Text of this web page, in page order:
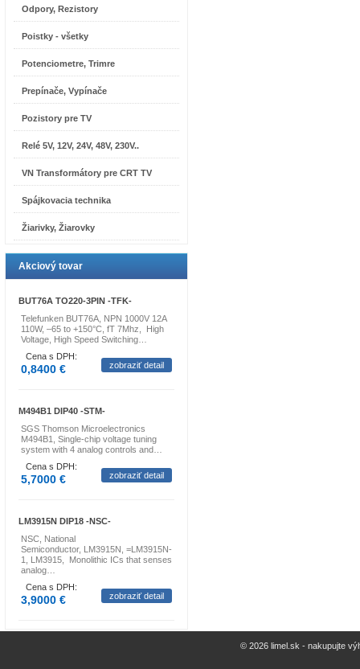
Odpory, Rezistory
Poistky - všetky
Potenciometre, Trimre
Prepínače, Vypínače
Pozistory pre TV
Relé 5V, 12V, 24V, 48V, 230V..
VN Transformátory pre CRT TV
Spájkovacia technika
Žiarivky, Žiarovky
Akciový tovar
BUT76A TO220-3PIN -TFK-
Telefunken BUT76A, NPN 1000V 12A
110W, –65 to +150°C, fT 7Mhz, High
Voltage, High Speed Switching…
Cena s DPH:
0,8400 € zobraziť detail
M494B1 DIP40 -STM-
SGS Thomson Microelectronics
M494B1, Single-chip voltage tuning
system with 4 analog controls and…
Cena s DPH:
5,7000 € zobraziť detail
LM3915N DIP18 -NSC-
NSC, National
Semiconductor, LM3915N, =LM3915N-
1, LM3915, Monolithic ICs that senses
analog…
Cena s DPH:
3,9000 € zobraziť detail
© 2026 limel.sk - nakupujte